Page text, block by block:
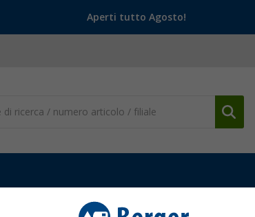
Aperti tutto Agosto!
(1)